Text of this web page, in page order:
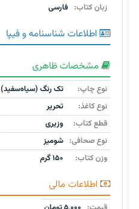
زبان کتاب: فارسی
اطلاعات شناسنامه و فیپا
مشخصات ظاهری
نوع چاپ:
تک رنگ (سیاه‌سفید)
نوع کاغذ:
تحریر
قطع کتاب:
وزیری
نوع صحافی: شومیز
وزن کتاب:
۱۵۰ گرم
اطلاعات مالی